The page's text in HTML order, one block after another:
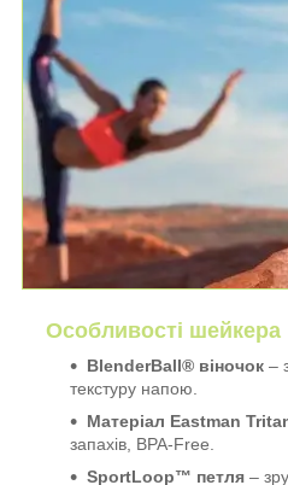
Особливості шейкера
BlenderBall® віночок –
текстуру напою.
Матеріал Eastman
запахів, BPA-Free.
SportLoop™ петля –